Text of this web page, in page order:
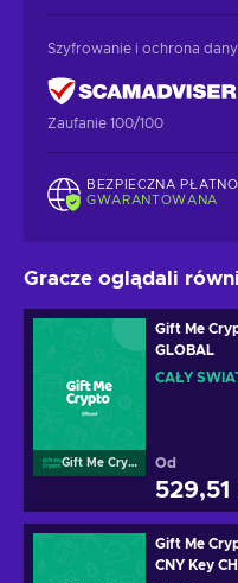
Szyfrowanie i ochrona
Zaufanie 100/100
BEZPIECZNA
GWARANTOWANA
Gracze oglądali
Gift Me Crypto
Gift Me
GLOBAL
CAŁY
Od
529,51
Gift Me
CNY Key